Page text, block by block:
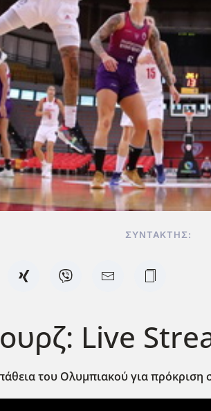
ΣΥΝΤΆΚΤΗΣ:
Live
του Ολυμπιακού για πρόκριση